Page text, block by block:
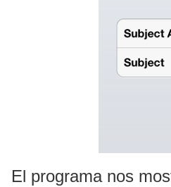
El programa nos